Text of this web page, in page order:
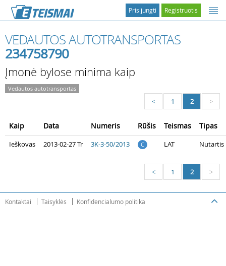
Registruotis
Prisijungti
VEDAUTOS AUTOTRANSPORTAS
234758790
Įmonė bylose minima kaip
Vedautos autotransportas
< 1 2 >
Kaip Data Numeris Rūšis Teismas Tipas
Ieškovas 2013-02-27 Tr 3K-3-50/2013 C LAT Nutartis
< 1 2 >
Kontaktai Taisyklės Konfidencialumo politika